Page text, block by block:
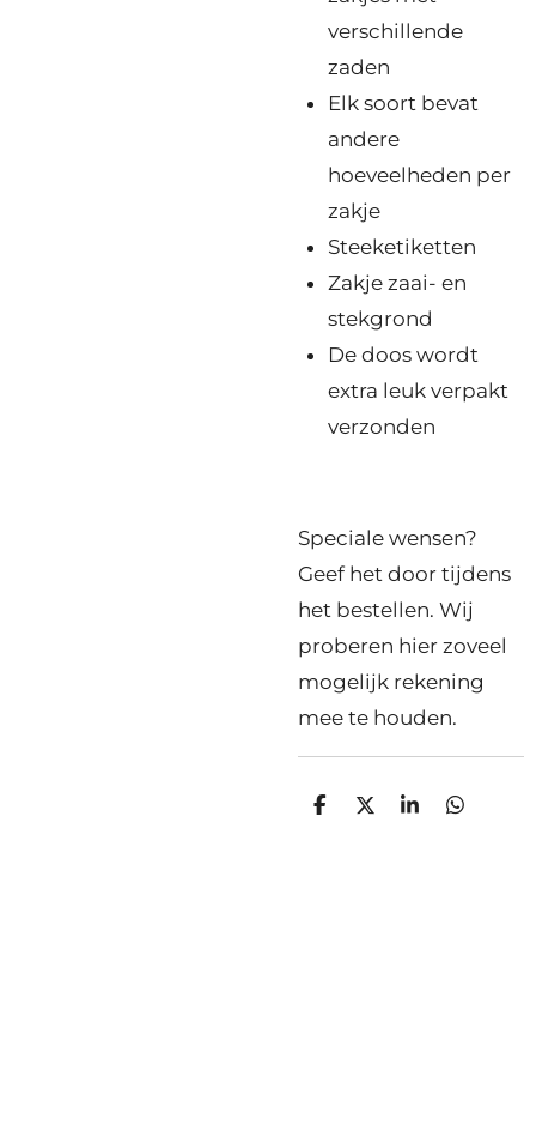
verschillende
zaden
Elk soort bevat
andere
hoeveelheden per
zakje
Steeketiketten
Zakje zaai- en
stekgrond
De doos wordt
extra leuk verpakt
verzonden
Speciale wensen?
Geef het door tijdens
het bestellen. Wij
proberen hier zoveel
mogelijk rekening
mee te houden.
D
D
S
D